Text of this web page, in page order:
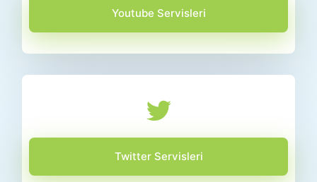
Youtube Servisleri
Twitter Servisleri